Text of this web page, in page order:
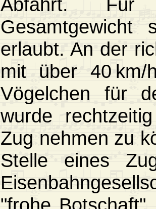
Abfahrt. Für
erlaubt. An der
mit über 40
Vögelchen für
wurde
Zug nehmen zu
Stelle eines